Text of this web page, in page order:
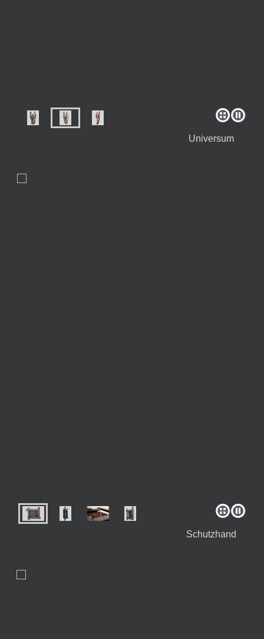
Universum
Schutzhand